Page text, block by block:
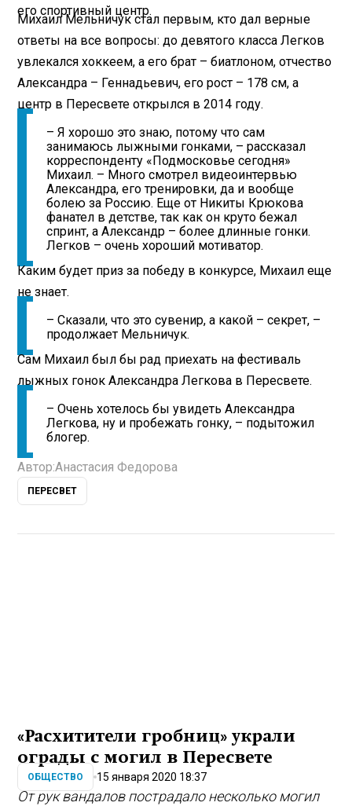
его спортивный центр.
Михаил Мельничук стал первым, кто дал верные
ответы на все вопросы: до девятого класса Легков
увлекался хоккеем, а его брат – биатлоном, отчество
Александра – Геннадьевич, его рост – 178 см, а
центр в Пересвете открылся в 2014 году.
– Я хорошо это знаю, потому что сам
занимаюсь лыжными гонками, – рассказал
корреспонденту «Подмосковье сегодня»
Михаил. – Много смотрел видеоинтервью
Александра, его тренировки, да и вообще
болею за Россию. Еще от Никиты Крюкова
фанател в детстве, так как он круто бежал
спринт, а Александр – более длинные гонки.
Легков – очень хороший мотиватор.
Каким будет приз за победу в конкурсе, Михаил еще
не знает.
– Сказали, что это сувенир, а какой – секрет, –
продолжает Мельничук.
Сам Михаил был бы рад приехать на фестиваль
лыжных гонок Александра Легкова в Пересвете.
– Очень хотелось бы увидеть Александра
Легкова, ну и пробежать гонку, – подытожил
блогер.
Автор:Анастасия Федорова
ПЕРЕСВЕТ
«Расхитители гробниц» украли
ограды с могил в Пересвете
ОБЩЕСТВО 15 января 2020 18:37
От рук вандалов пострадало несколько могил